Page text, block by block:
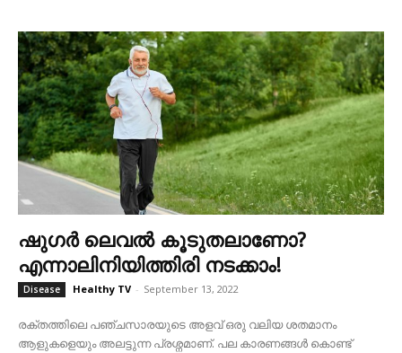
ഷുഗർ ലെവൽ കൂടുതലാണോ?
എന്നാലിനിയിത്തിരി നടക്കാം!
Disease Healthy TV - September 13, 2022
രക്തത്തിലെ പഞ്ചസാരയുടെ അളവ് ഒരു വലിയ ശതമാനം
ആളുകളെയും അലട്ടുന്ന പ്രശ്നമാണ്. പല കാരണങ്ങൾ കൊണ്ട്